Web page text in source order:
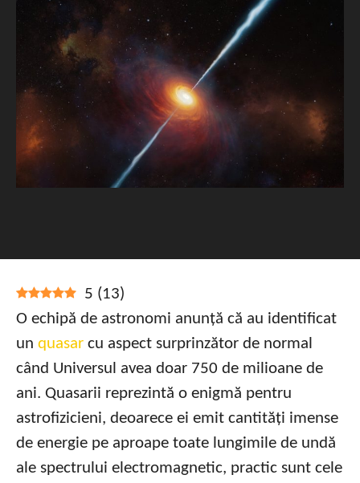
5 (13)
O echipă de astronomi anunță că au identificat
un quasar cu aspect surprinzător de normal
când Universul avea doar 750 de milioane de
ani. Quasarii reprezintă o enigmă pentru
astrofizicieni, deoarece ei emit cantități imense
de energie pe aproape toate lungimile de undă
ale spectrului electromagnetic, practic sunt cele